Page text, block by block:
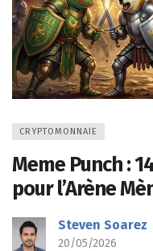
CRYPTOMONNAIE
Meme Punch :
pour l’Arène
Steven Soarez
20/05/2026